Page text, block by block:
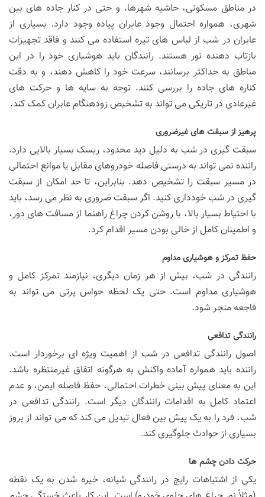
در مناطق مسکونی، حاشیه شهرها، و حتی در کنار جاده های بین
شهری، همواره احتمال وجود عابران پیاده وجود دارد. بسیاری از
عابران در شب از لباس های تیره استفاده می کنند و فاقد تجهیزات
بازتاب دهنده نور هستند. رانندگان باید هوشیاری خود را در این
مناطق به حداکثر برسانند، سرعت خود را کاهش دهند، و به دقت
کناره های جاده را بررسی کنند. توجه به سایه ها و حرکت های
غیرعادی در تاریکی می تواند به تشخیص زودهنگام عابران کمک کند.
پرهیز از سبقت های غیرضروری
سبقت گیری در شب به دلیل دید محدود، ریسک بسیار بالایی دارد.
راننده نمی تواند به درستی فاصله خودروهای مقابل یا موانع احتمالی
در مسیر سبقت را تشخیص دهد. بنابراین، تا حد امکان از سبقت
گیری در شب خودداری کنید. اگر سبقت ضروری به نظر می رسد، باید
با احتیاط بسیار بالا، با روشن کردن چراغ راهنما از مسافت های دور،
و اطمینان کامل از خالی بودن مسیر اقدام کرد.
حفظ تمرکز و هوشیاری مداوم
رانندگی در شب، بیش از هر زمان دیگری، نیازمند تمرکز کامل و
هوشیاری مداوم است. حتی یک لحظه حواس پرتی می تواند به
فاجعه منجر شود.
رانندگی تدافعی
اصول رانندگی تدافعی در شب از اهمیت ویژه ای برخوردار است.
راننده باید همواره آماده واکنش به هرگونه اتفاق غیرمنتظره باشد.
این به معنای پیش بینی خطرات احتمالی، حفظ فاصله ایمن، و عدم
اعتماد کامل به اقدامات رانندگان دیگر است. رانندگی تدافعی در
شب، فرد را به یک پیش بین فعال تبدیل می کند که می تواند از بروز
بسیاری از حوادث جلوگیری کند.
حرکت دادن چشم ها
یکی از اشتباهات رایج در رانندگی شبانه، خیره شدن به یک نقطه